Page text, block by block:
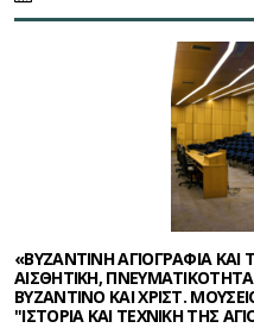
«ΒΥΖΑΝΤΙΝΗ ΑΓΙΟΓΡΑΦΙΑ
ΑΙΣΘΗΤΙΚΗ,
ΒΥΖΑΝΤΙΝΟ ΚΑΙ ΧΡΙΣΤ.
"ΙΣΤΟΡΙΑ ΚΑΙ ΤΕΧΝΙΚΗ ΤΗΣ